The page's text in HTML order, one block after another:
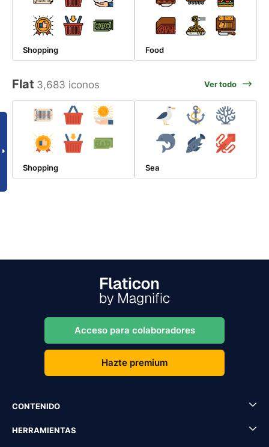
Shopping Food
Flat 3,683 iconos Ver todo
Shopping Sea
Acceso para colaboradores
Hazte premium
CONTENIDO
HERRAMIENTAS